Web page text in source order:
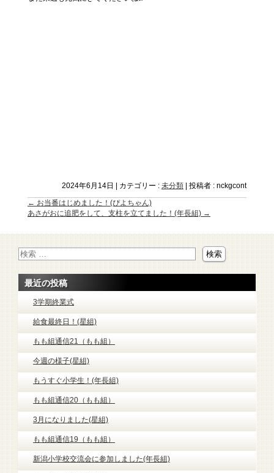
2024年6月14日 カテゴリー : 未分類
投稿者 : nckgcont
← お当番はじめました！(ぴよちゃん)
あさがおに追肥をして、支柱を立てました！(年長組) →
最近の投稿
3学期終業式
給食最終日！(星組)
もも組通信21（もも組）
今週の様子(星組)
もうすぐ小学生！(年長組)
もも組通信20（もも組）
3月になりました(星組)
もも組通信19（もも組）
新潟小学校交流会に参加しました(年長組)